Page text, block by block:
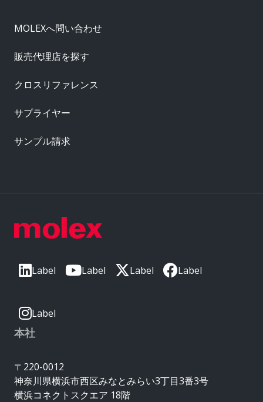
Label Label Label Label
Label
本社
〒220-0012
神奈川県横浜市西区みなとみらい3丁目3番3号
横浜コネクトスクエア 18階
MOLEXへ問い合わせ
販売代理店を探す
クロスリファレンス
サプライヤー
サンプル請求